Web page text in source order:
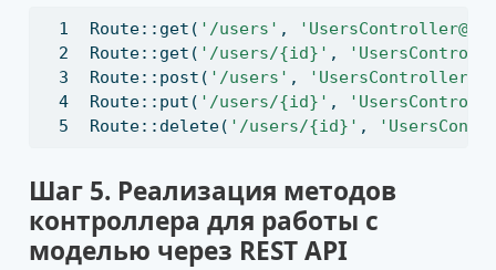
Route::get( '/users' ,
Route::get( '/users/{id}' ,
Route::post( '/users' ,
Route::put( '/users/{id}' ,
Route::delete( '/users/{id}' ,
Шаг 5. Реализация методов
контроллера для работы с
моделью через REST API